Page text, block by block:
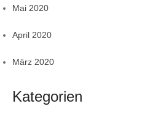
Mai 2020
April 2020
März 2020
Kategorien